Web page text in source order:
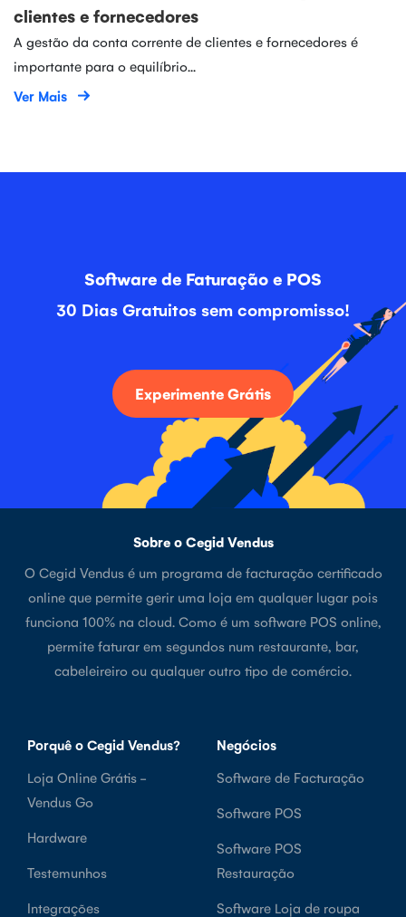
clientes e fornecedores
A gestão da conta corrente de clientes e fornecedores é
importante para o equilíbrio...
Ver Mais
Software de Faturação e POS
30 Dias Gratuitos sem compromisso!
Experimente Grátis
Sobre o Cegid Vendus
O Cegid Vendus é um programa de facturação certificado
online que permite gerir uma loja em qualquer lugar pois
funciona 100% na cloud. Como é um software POS online,
permite faturar em segundos num restaurante, bar,
cabeleireiro ou qualquer outro tipo de comércio.
Porquê o Cegid Vendus?
Loja Online Grátis -
Vendus Go
Hardware
Testemunhos
Integrações
Negócios
Software de Facturação
Software POS
Software POS
Restauração
Software Loja de roupa